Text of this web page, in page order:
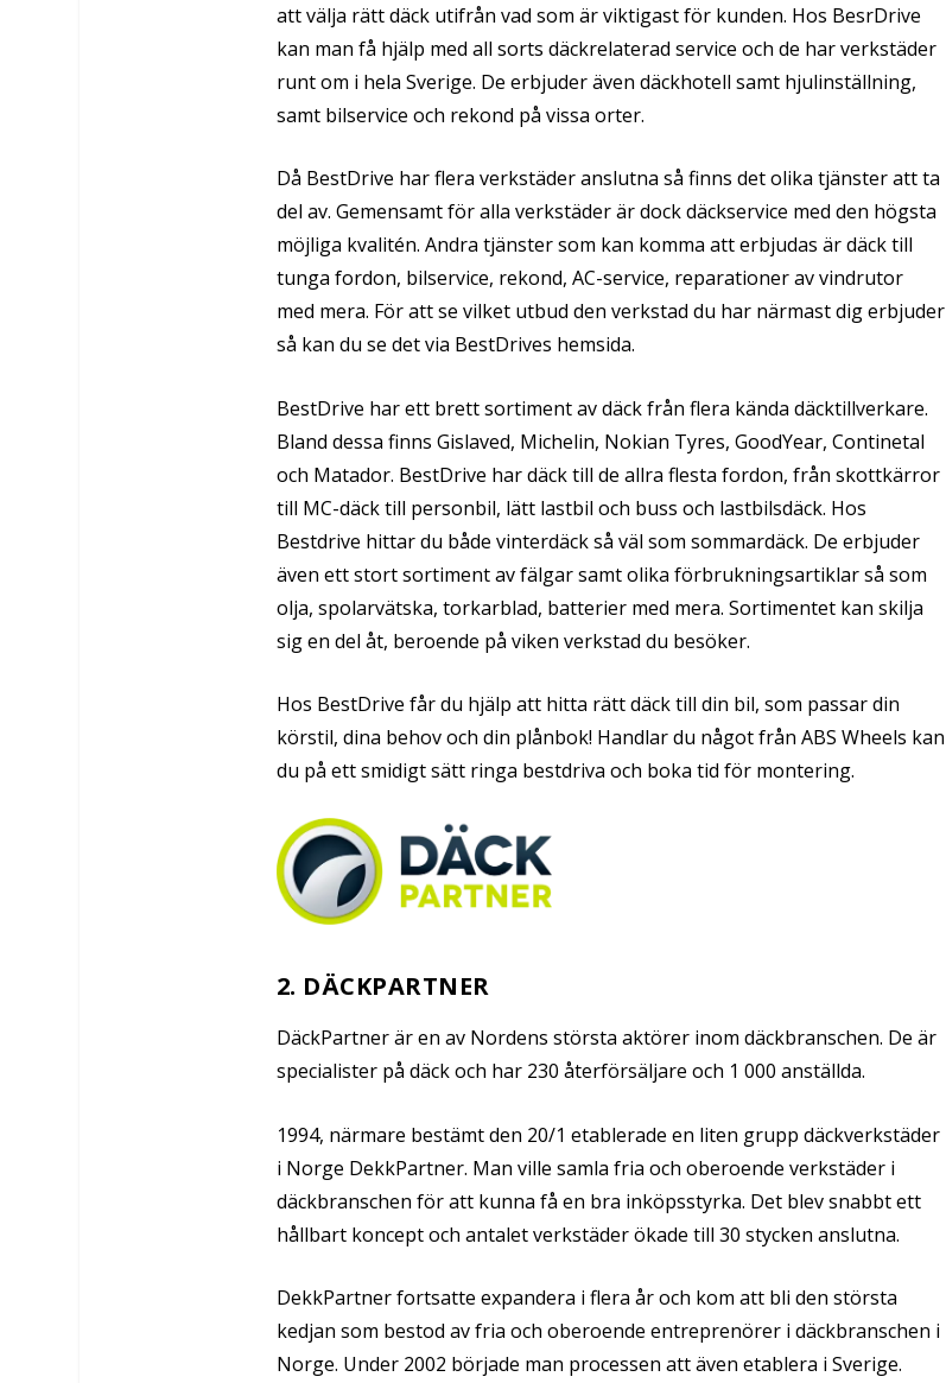
att välja rätt däck utifrån vad som är viktigast för kunden. Hos BesrDrive
kan man få hjälp med all sorts däckrelaterad service och de har verkstäder
runt om i hela Sverige. De erbjuder även däckhotell samt hjulinställning,
samt bilservice och rekond på vissa orter.
Då BestDrive har flera verkstäder anslutna så finns det olika tjänster att ta
del av. Gemensamt för alla verkstäder är dock däckservice med den högsta
möjliga kvalitén. Andra tjänster som kan komma att erbjudas är däck till
tunga fordon, bilservice, rekond, AC-service, reparationer av vindrutor
med mera. För att se vilket utbud den verkstad du har närmast dig erbjuder
så kan du se det via BestDrives hemsida.
BestDrive har ett brett sortiment av däck från flera kända däcktillverkare.
Bland dessa finns Gislaved, Michelin, Nokian Tyres, GoodYear, Continetal
och Matador. BestDrive har däck till de allra flesta fordon, från skottkärror
till MC-däck till personbil, lätt lastbil och buss och lastbilsdäck. Hos
Bestdrive hittar du både vinterdäck så väl som sommardäck. De erbjuder
även ett stort sortiment av fälgar samt olika förbrukningsartiklar så som
olja, spolarvätska, torkarblad, batterier med mera. Sortimentet kan skilja
sig en del åt, beroende på viken verkstad du besöker.
Hos BestDrive får du hjälp att hitta rätt däck till din bil, som passar din
körstil, dina behov och din plånbok! Handlar du något från ABS Wheels kan
du på ett smidigt sätt ringa bestdriva och boka tid för montering.
2. DÄCKPARTNER
DäckPartner är en av Nordens största aktörer inom däckbranschen. De är
specialister på däck och har 230 återförsäljare och 1 000 anställda.
1994, närmare bestämt den 20/1 etablerade en liten grupp däckverkstäder
i Norge DekkPartner. Man ville samla fria och oberoende verkstäder i
däckbranschen för att kunna få en bra inköpsstyrka. Det blev snabbt ett
hållbart koncept och antalet verkstäder ökade till 30 stycken anslutna.
DekkPartner fortsatte expandera i flera år och kom att bli den största
kedjan som bestod av fria och oberoende entreprenörer i däckbranschen i
Norge. Under 2002 började man processen att även etablera i Sverige.